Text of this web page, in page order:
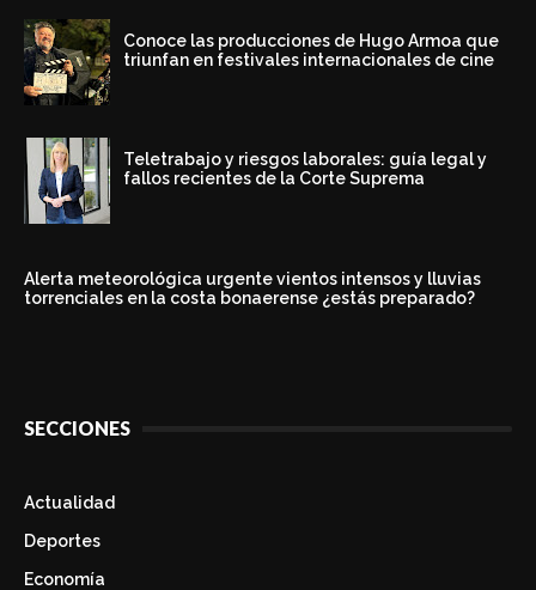
Conoce las producciones de Hugo Armoa que
triunfan en festivales internacionales de cine
Teletrabajo y riesgos laborales: guía legal y
fallos recientes de la Corte Suprema
Alerta meteorológica urgente vientos intensos y lluvias
torrenciales en la costa bonaerense ¿estás preparado?
SECCIONES
Actualidad
Deportes
Economía